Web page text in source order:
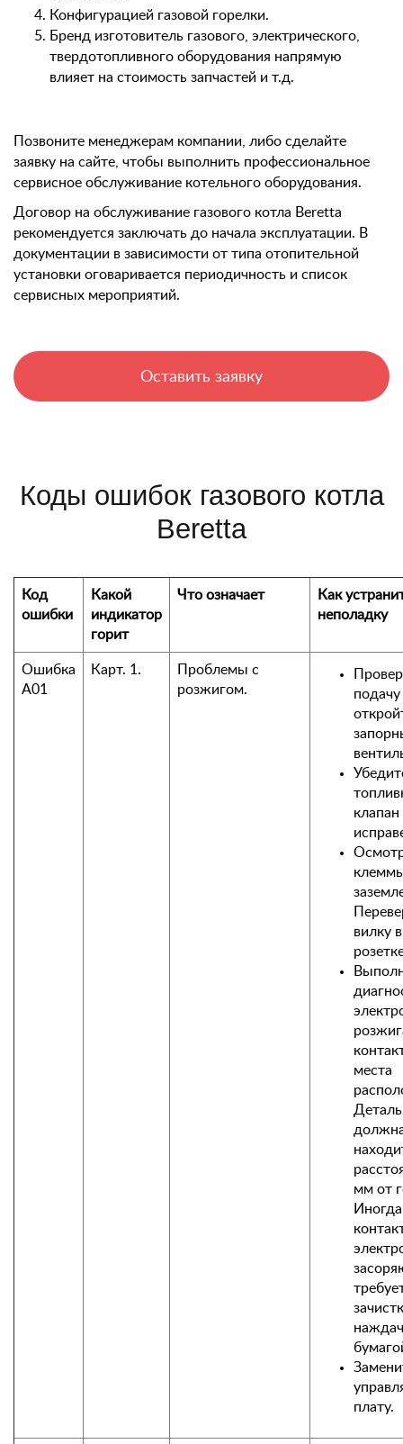
Конфигурацией газовой горелки.
Бренд изготовитель газового, электрического,
твердотопливного оборудования напрямую
влияет на стоимость запчастей и т.д.
Позвоните менеджерам компании, либо сделайте
заявку на сайте, чтобы выполнить профессиональное
сервисное обслуживание котельного оборудования.
Договор на обслуживание газового котла Beretta
рекомендуется заключать до начала эксплуатации. В
документации в зависимости от типа отопительной
установки оговаривается периодичность и список
сервисных мероприятий.
Оставить заявку
Коды ошибок газового котла
Beretta
Код
ошибки
Какой
индикатор
горит
Что означает
Как
неполадку
Ошибка
А01
Карт. 1.
Проблемы с
розжигом.
подачу
клапан
вилку в
места
Деталь
мм от
Иногда
плату.